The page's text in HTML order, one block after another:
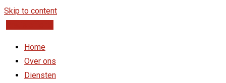
Skip to content
Home
Over ons
Diensten